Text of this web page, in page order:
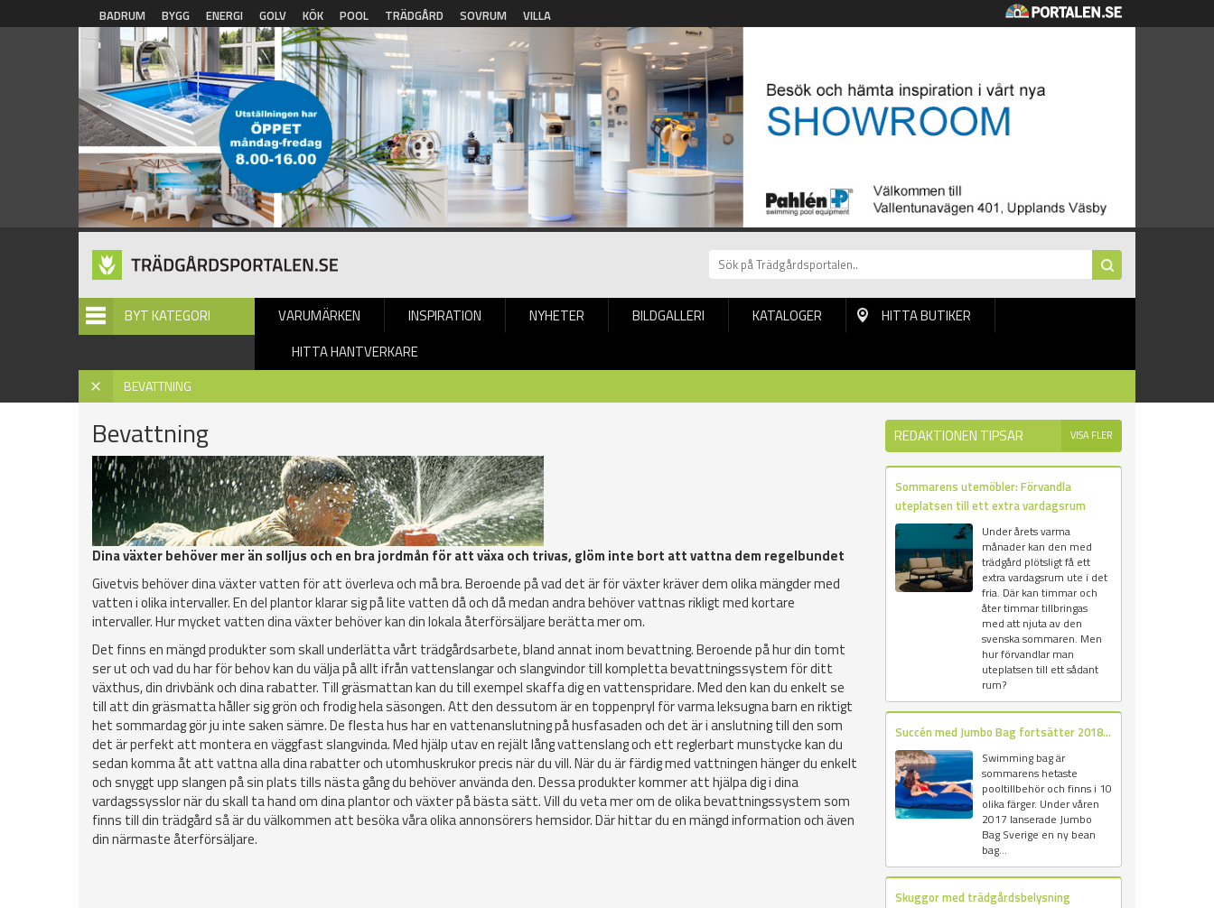
Hoppa till huvudinnehåll
BADRUM BYGG ENERGI GOLV KÖK POOL TRÄDGÅRD SOVRUM VILLA
BYT KATEGORI VARUMÄRKEN INSPIRATION NYHETER BILDGALLERI KATALOGER
HITTA BUTIKER
HITTA HANTVERKARE
BEVATTNING
Hem »Bevattning»
Bevattning
Dina växter behöver mer än solljus och en bra jordmån för att växa och trivas, glöm inte bort att vattna dem regelbundet
Givetvis behöver dina växter vatten för att överleva och må bra. Beroende på vad det är för växter kräver dem olika mängder med
vatten i olika intervaller. En del plantor klarar sig på lite vatten då och då medan andra behöver vattnas rikligt med kortare
intervaller. Hur mycket vatten dina växter behöver kan din lokala återförsäljare berätta mer om.
Det finns en mängd produkter som skall underlätta vårt trädgårdsarbete, bland annat inom bevattning. Beroende på hur din tomt
ser ut och vad du har för behov kan du välja på allt ifrån vattenslangar och slangvindor till kompletta bevattningssystem för ditt
växthus, din drivbänk och dina rabatter. Till gräsmattan kan du till exempel skaffa dig en vattenspridare. Med den kan du enkelt se
till att din gräsmatta håller sig grön och frodig hela säsongen. Att den dessutom är en toppenpryl för varma leksugna barn en riktigt
het sommardag gör ju inte saken sämre. De flesta hus har en vattenanslutning på husfasaden och det är i anslutning till den som
det är perfekt att montera en väggfast slangvinda. Med hjälp utav en rejält lång vattenslang och ett reglerbart munstycke kan du
sedan komma åt att vattna alla dina rabatter och utomhuskrukor precis när du vill. När du är färdig med vattningen hänger du enkelt
och snyggt upp slangen på sin plats tills nästa gång du behöver använda den. Dessa produkter kommer att hjälpa dig i dina
vardagssysslor när du skall ta hand om dina plantor och växter på bästa sätt. Vill du veta mer om de olika bevattningssystem som
finns till din trädgård så är du välkommen att besöka våra olika annonsörers hemsidor. Där hittar du en mängd information och även
din närmaste återförsäljare.
REDAKTIONEN TIPSAR VISA FLER
Sommarens utemöbler: Förvandla
uteplatsen till ett extra vardagsrum
Under årets varma
månader kan den med
trädgård plötsligt få ett
extra vardagsrum ute i det
fria. Där kan timmar och
åter timmar tillbringas
med att njuta av den
svenska sommaren. Men
hur förvandlar man
uteplatsen till ett sådant
rum?
Succén med Jumbo Bag fortsätter 2018...
Swimming bag är
sommarens hetaste
pooltillbehör och finns i 10
olika färger. Under våren
2017 lanserade Jumbo
Bag Sverige en ny bean
bag...
Skuggor med trädgårdsbelysning